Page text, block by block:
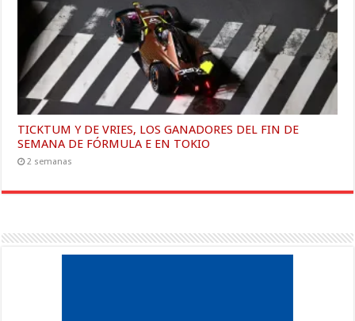
TICKTUM Y DE VRIES, LOS GANADORES DEL FIN DE
SEMANA DE FÓRMULA E EN TOKIO
2 semanas